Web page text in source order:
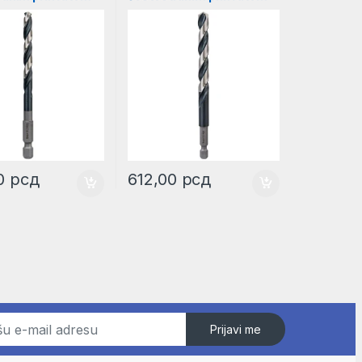
2608577058
рсд
9,0mm | 2608577062
612,00 рсд
Prijavi me